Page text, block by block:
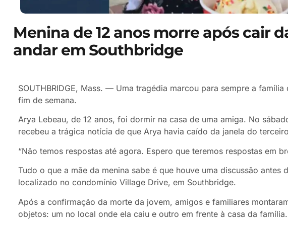
Menina de 12 anos morre após cair
andar em Southbridge
SOUTHBRIDGE, Mass. — Uma tragédia marcou para sempre a família
fim de semana.
Arya Lebeau, de 12 anos, foi dormir na casa de uma amiga. No
recebeu a trágica notícia de que Arya havia caído da janela do
“Não temos respostas até agora. Espero que teremos respostas em
Tudo o que a mãe da menina sabe é que houve uma discussão antes
localizado no condomínio Village Drive, em Southbridge.
Após a confirmação da morte da jovem, amigos e familiares
objetos: um no local onde ela caiu e outro em frente à casa da família.